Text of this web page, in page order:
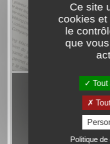
Ce site
cookies
le
que
Tout
Politique